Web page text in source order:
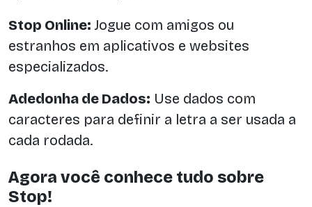
Stop Online: Jogue com amigos ou
estranhos em aplicativos e websites
especializados.
Adedonha de Dados: Use dados com
caracteres para definir a letra a ser usada a
cada rodada.
Agora você conhece tudo sobre
Stop!